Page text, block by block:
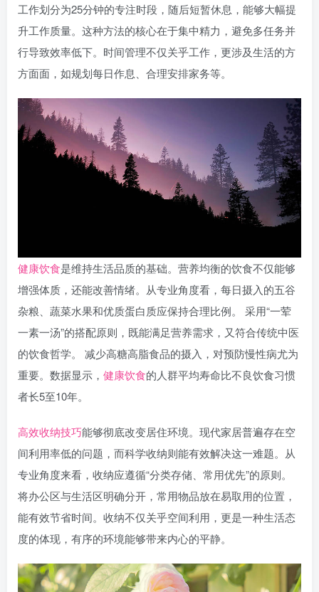
工作划分为25分钟的专注时段，随后短暂休息，能够大幅提
升工作质量。这种方法的核心在于集中精力，避免多任务并
行导致效率低下。时间管理不仅关乎工作，更涉及生活的方
方面面，如规划每日作息、合理安排家务等。
健康饮食是维持生活品质的基础。营养均衡的饮食不仅能够
增强体质，还能改善情绪。从专业角度看，每日摄入的五谷
杂粮、蔬菜水果和优质蛋白质应保持合理比例。 采用“一荤
一素一汤”的搭配原则，既能满足营养需求，又符合传统中医
的饮食哲学。 减少高糖高脂食品的摄入，对预防慢性病尤为
重要。数据显示， 健康饮食的人群平均寿命比不良饮食习惯
者长5至10年。
高效收纳技巧能够彻底改变居住环境。现代家居普遍存在空
间利用率低的问题，而科学收纳则能有效解决这一难题。从
专业角度来看，收纳应遵循“分类存储、常用优先”的原则。
将办公区与生活区明确分开，常用物品放在易取用的位置，
能有效节省时间。收纳不仅关乎空间利用，更是一种生活态
度的体现，有序的环境能够带来内心的平静。